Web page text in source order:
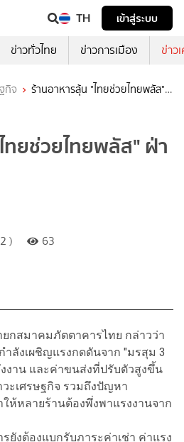
TH
เข้าสู่ระบบ
ข่าวทั่วไทย ข่าวการเมือง ข่าว
กิจ
ร้านอาหารลุ้น "ไทยช่วยไทยพลัส"
ทยช่วยไทยพลัส" ฝ่า
)
63
กสมาคมภัตตาคารไทย กล่าวว่า
ลังเผชิญแรงกดดันจาก "มรสุม 3
งาน และค่าขนส่งที่ปรับตัวสูงขึ้น
ะเศรษฐกิจ รวมถึงปัญหา
ห้หลายร้านต้องพึ่งพาแรงงานจาก
ยังต้องแบกรับภาระค่าเช่า ค่าแรง